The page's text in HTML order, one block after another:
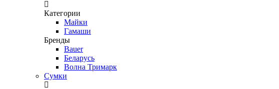
Категории
Майки
Гамаши
Бренды
Bauer
Беларусь
Волна Тримарк
Сумки